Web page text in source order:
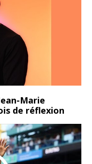
Marie
de réflexion